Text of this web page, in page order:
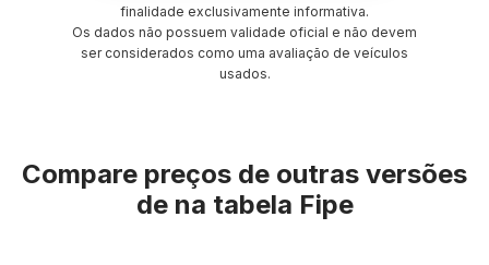
finalidade exclusivamente informativa.
Os dados não possuem validade oficial e não devem
ser considerados como uma avaliação de veículos
usados.
Compare preços de outras versões
de na tabela Fipe